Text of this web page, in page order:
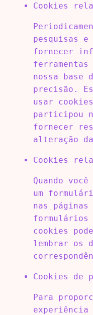
Cookies
pesquisas
fornecer
nossa base
precisão.
usar
participou
fornecer
alteração
Cookies
Quando
um
nas
formulários
cookies
lembrar os
Cookies de
Para
experiência